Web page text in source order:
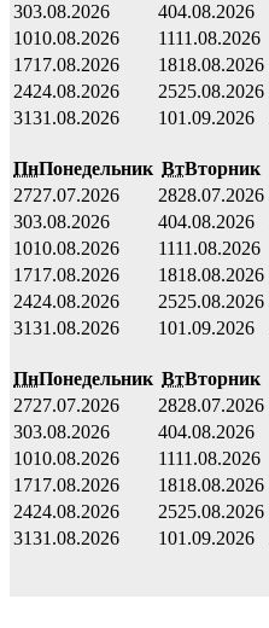
303.08.2026 404.08.2026
1010.08.2026 1111.08.2026
1717.08.2026 1818.08.2026
2424.08.2026 2525.08.2026
3131.08.2026 101.09.2026
ПнПонедельник ВтВторник
2727.07.2026 2828.07.2026
303.08.2026 404.08.2026
1010.08.2026 1111.08.2026
1717.08.2026 1818.08.2026
2424.08.2026 2525.08.2026
3131.08.2026 101.09.2026
ПнПонедельник ВтВторник
2727.07.2026 2828.07.2026
303.08.2026 404.08.2026
1010.08.2026 1111.08.2026
1717.08.2026 1818.08.2026
2424.08.2026 2525.08.2026
3131.08.2026 101.09.2026